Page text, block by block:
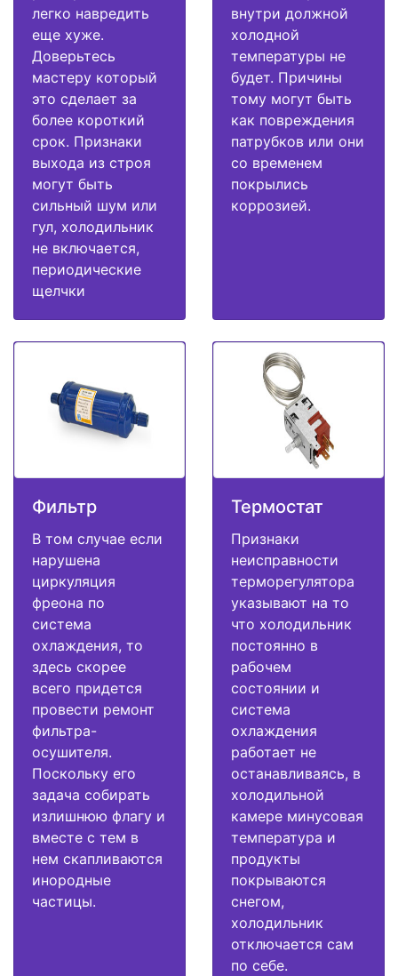
легко навредить
еще хуже.
Доверьтесь
мастеру который
это сделает за
более короткий
срок. Признаки
выхода из строя
могут быть
сильный шум или
гул, холодильник
не включается,
периодические
щелчки
внутри должной
холодной
температуры не
будет. Причины
тому могут быть
как повреждения
патрубков или они
со временем
покрылись
коррозией.
Фильтр
В том случае если
нарушена
циркуляция
фреона по
система
охлаждения, то
здесь скорее
всего придется
провести ремонт
фильтра-
осушителя.
Поскольку его
задача собирать
излишнюю флагу и
вместе с тем в
нем скапливаются
инородные
частицы.
Термостат
Признаки
неисправности
терморегулятора
указывают на то
что холодильник
постоянно в
рабочем
состоянии и
система
охлаждения
работает не
останавливаясь, в
холодильной
камере минусовая
температура и
продукты
покрываются
снегом,
холодильник
отключается сам
по себе.